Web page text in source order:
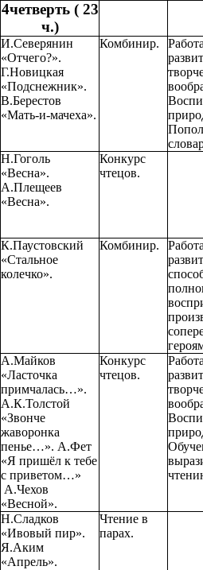
4четверть ( 23
ч.)
И.Северянин
«Отчего?».
Г.Новицкая
«Подснежник».
В.Берестов
«Мать-и-мачеха».
Комбинир.
Н.Гоголь
«Весна».
А.Плещеев
«Весна».
Конкурс
чтецов.
К.Паустовский
«Стальное
колечко».
Комбинир.
А.Майков
«Ласточка
примчалась…».
А.К.Толстой
«Звонче
жаворонка
пенье…». А.Фет
«Я пришёл к тебе
с приветом…»
А.Чехов
«Весной».
Конкурс
чтецов.
Н.Сладков
«Ивовый пир».
Я.Аким
«Апрель».
Чтение в
парах.